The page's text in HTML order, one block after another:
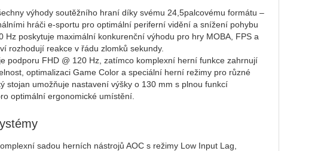
výhody soutěžního hraní díky svému 24,5palcovému formátu –
hráči e-sportu pro optimální periferní vidění a snížení pohybu
Hz poskytuje maximální konkurenční výhodu pro hry MOBA, FPS a
rozhodují reakce v řádu zlomků sekundy.
podporu FHD @ 120 Hz, zatímco komplexní herní funkce zahrnují
optimalizaci Game Color a speciální herní režimy pro různé
stojan umožňuje nastavení výšky o 130 mm s plnou funkcí
optimální ergonomické umístění.
sadou herních nástrojů AOC s režimy Low Input Lag,